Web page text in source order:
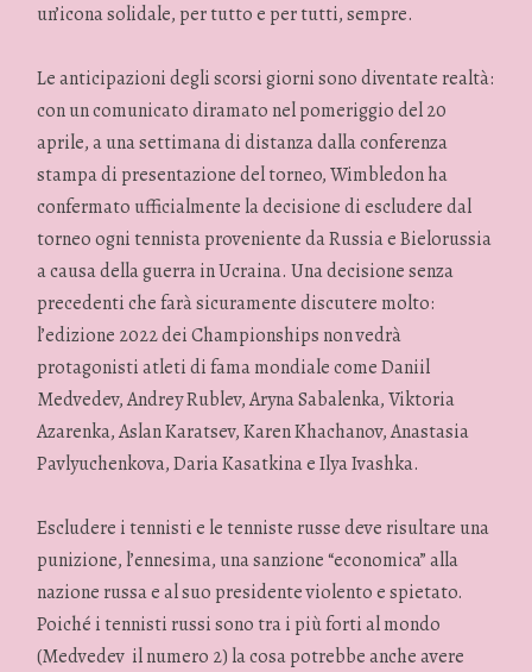
un’icona solidale, per tutto e per tutti, sempre.
Le anticipazioni degli scorsi giorni sono diventate realtà:
con un comunicato diramato nel pomeriggio del 20
aprile, a una settimana di distanza dalla conferenza
stampa di presentazione del torneo, Wimbledon ha
confermato ufficialmente la decisione di escludere dal
torneo ogni tennista proveniente da Russia e Bielorussia
a causa della guerra in Ucraina. Una decisione senza
precedenti che farà sicuramente discutere molto:
l’edizione 2022 dei Championships non vedrà
protagonisti atleti di fama mondiale come Daniil
Medvedev, Andrey Rublev, Aryna Sabalenka, Viktoria
Azarenka, Aslan Karatsev, Karen Khachanov, Anastasia
Pavlyuchenkova, Daria Kasatkina e Ilya Ivashka.
Escludere i tennisti e le tenniste russe deve risultare una
punizione, l’ennesima, una sanzione “economica” alla
nazione russa e al suo presidente violento e spietato.
Poiché i tennisti russi sono tra i più forti al mondo
(Medvedev il numero 2) la cosa potrebbe anche avere